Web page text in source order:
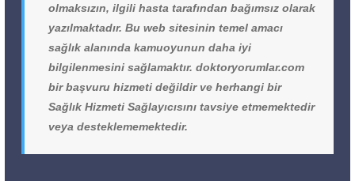
olmaksızın, ilgili hasta tarafından bağımsız olarak
yazılmaktadır. Bu web sitesinin temel amacı
sağlık alanında kamuoyunun daha iyi
bilgilenmesini sağlamaktır. doktoryorumlar.com
bir başvuru hizmeti değildir ve herhangi bir
Sağlık Hizmeti Sağlayıcısını tavsiye etmemektedir
veya desteklememektedir.